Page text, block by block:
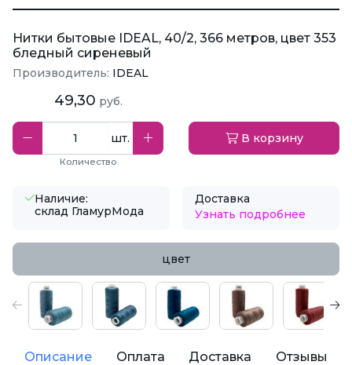
Нитки бытовые IDEAL, 40/2, 366 метров, цвет 353
бледный сиреневый
Производитель: IDEAL
49,30 руб.
шт.
Количество
В корзину
Наличие:
склад ГламурМода
Доставка
Узнать подробнее
цвет
Описание Оплата Доставка Отзывы